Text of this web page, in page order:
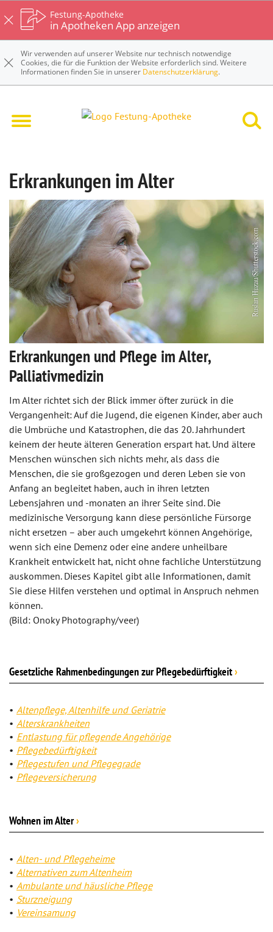
Festung-Apotheke
in Apotheken App anzeigen
Wir verwenden auf unserer Website nur technisch notwendige
Cookies, die für die Funktion der Website erforderlich sind. Weitere
Informationen finden Sie in unserer Datenschutzerklärung.
Festung-Apotheke
Erkrankungen im Alter
Erkrankungen im Alter
Erkrankungen und Pflege im Alter,
Palliativmedizin
Im Alter richtet sich der Blick immer öfter zurück in die
Vergangenheit: Auf die Jugend, die eigenen Kinder, aber auch
die Umbrüche und Katastrophen, die das 20. Jahrhundert
keinem der heute älteren Generation erspart hat. Und ältere
Menschen wünschen sich nichts mehr, als dass die
Menschen, die sie großgezogen und deren Leben sie von
Anfang an begleitet haben, auch in ihren letzten
Lebensjahren und -monaten an ihrer Seite sind. Die
medizinische Versorgung kann diese persönliche Fürsorge
nicht ersetzen – aber auch umgekehrt können Angehörige,
wenn sich eine Demenz oder eine andere unheilbare
Krankheit entwickelt hat, nicht ohne fachliche Unterstützung
auskommen. Dieses Kapitel gibt alle Informationen, damit
Sie diese Hilfen verstehen und optimal in Anspruch nehmen
können.
(Bild: Onoky Photography/veer)
Gesetzliche Rahmenbedingungen zur Pflegebedürftigkeit›
Altenpflege, Altenhilfe und Geriatrie
Alterskrankheiten
Entlastung für pflegende Angehörige
Pflegebedürftigkeit
Pflegestufen und Pflegegrade
Pflegeversicherung
Wohnen im Alter›
Alten- und Pflegeheime
Alternativen zum Altenheim
Ambulante und häusliche Pflege
Sturzneigung
Vereinsamung